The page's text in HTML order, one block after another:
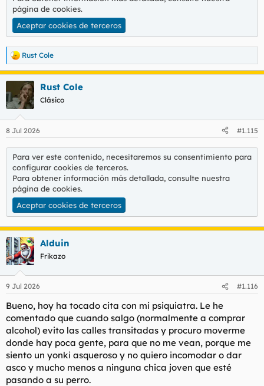
página de cookies.
Aceptar cookies de terceros
R
e
a
c
i
e
Rust Cole
Rust Cole
Clásico
8 Jul 2026 #1.115
Para ver este contenido, necesitaremos su consentimiento para
configurar cookies de terceros.
Para obtener información más detallada, consulte nuestra
página de cookies.
Aceptar cookies de terceros
Alduin
Frikazo
9 Jul 2026 #1.116
Bueno, hoy ha tocado cita con mi psiquiatra. Le he
comentado que cuando salgo (normalmente a comprar
alcohol) evito las calles transitadas y procuro moverme
donde hay poca gente, para que no me vean, porque me
siento un yonki asqueroso y no quiero incomodar o dar
asco y mucho menos a ninguna chica joven que esté
pasando a su perro.